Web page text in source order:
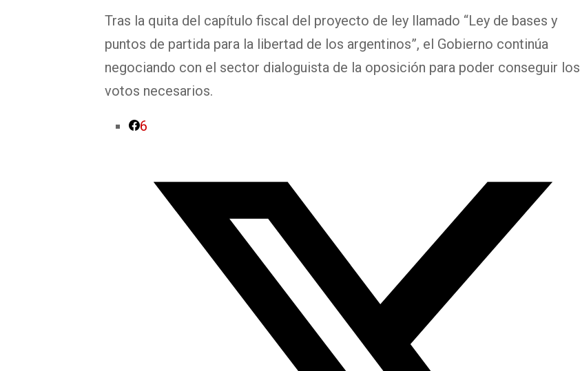
Tras la quita del capítulo fiscal del proyecto de ley llamado “Ley de bases y
puntos de partida para la libertad de los argentinos”, el Gobierno continúa
negociando con el sector dialoguista de la oposición para poder conseguir los
votos necesarios.
6